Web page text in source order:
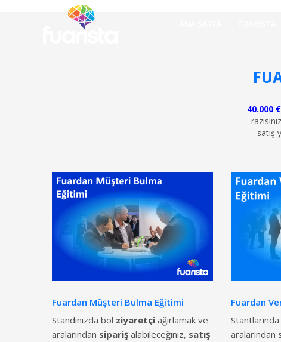
40.000 €
satış
Fuardan Müşteri Bulma Eğitimi
Standınızda bol ziyaretçi ağırlamak ve
aralarından sipariş alabileceğiniz, satış
Fuardan
aralarından